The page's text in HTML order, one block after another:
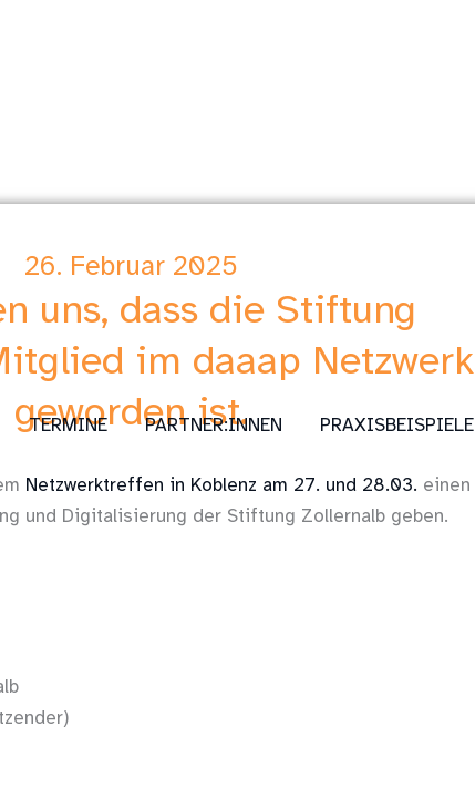
TERMINE PARTNER:INNEN PRAXISBEISPIELE
26. Februar 2025
uns, dass die Stiftung
im daaap Netzwerk
geworden ist.
Netzwerktreffen in Koblenz am 27. und 28.03. einen
und Digitalisierung der Stiftung Zollernalb geben.